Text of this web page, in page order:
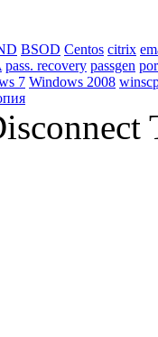
BSOD Centos citrix
pass. recovery passgen
7 Windows 2008